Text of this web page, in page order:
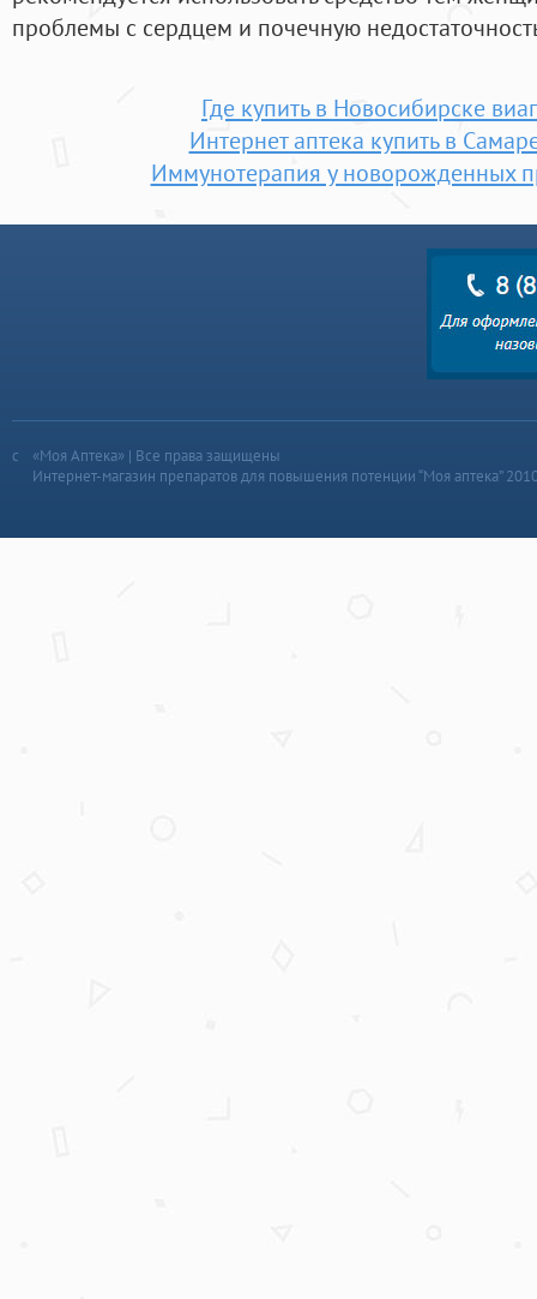
проблемы с сердцем и почечную
Где купить в Новосибирске
Интернет аптека купить в
Иммунотерапия у новорожденных
«Моя Аптека» | Все права защищены
Интернет-магазин препаратов для повышения потенции “Моя аптека”